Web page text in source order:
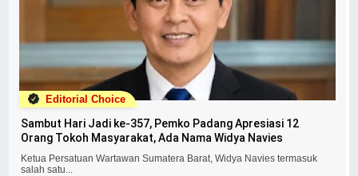
Editorial Choice
Sambut Hari Jadi ke-357, Pemko Padang Apresiasi 12
Orang Tokoh Masyarakat, Ada Nama Widya Navies
Ketua Persatuan Wartawan Sumatera Barat, Widya Navies termasuk
salah satu...